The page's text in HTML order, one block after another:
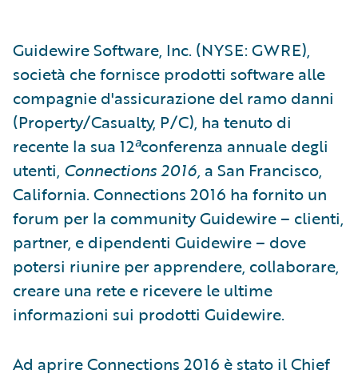
Guidewire Software, Inc. (NYSE: GWRE),
società che fornisce prodotti software alle
compagnie d'assicurazione del ramo danni
(Property/Casualty, P/C), ha tenuto di
recente la sua 12ªconferenza annuale degli
utenti, Connections 2016, a San Francisco,
California. Connections 2016 ha fornito un
forum per la community Guidewire – clienti,
partner, e dipendenti Guidewire – dove
potersi riunire per apprendere, collaborare,
creare una rete e ricevere le ultime
informazioni sui prodotti Guidewire.
Ad aprire Connections 2016 è stato il Chief